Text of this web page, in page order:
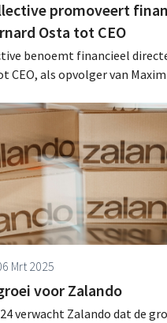
promoveert
Osta tot CEO
benoemt financieel
CEO, als opvolger van
in het groeiverhaal. .
Mrt 2025
voor Zalando
verwacht Zalando dat de